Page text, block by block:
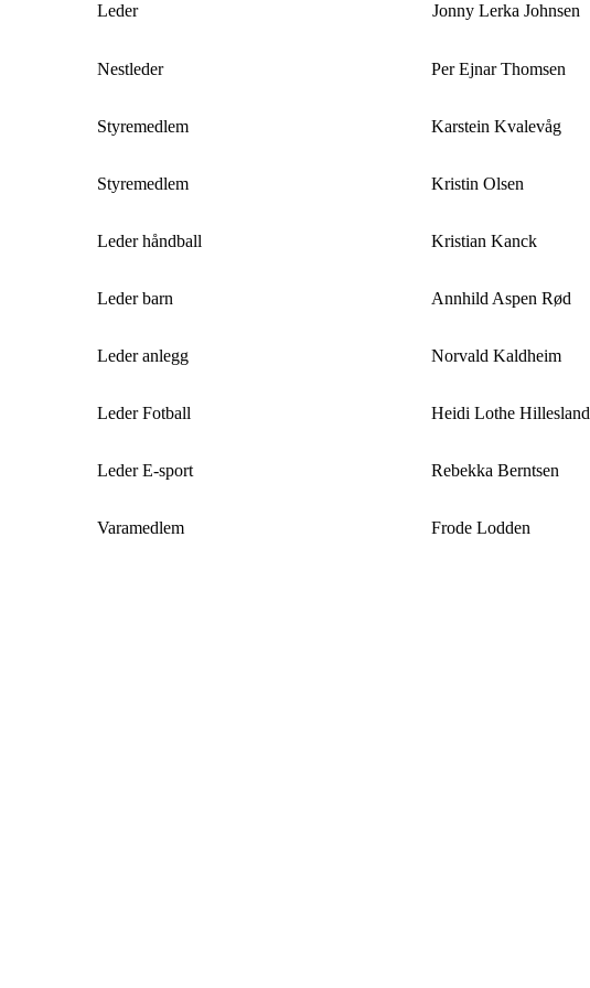
Leder Jonny Lerka Johnsen
Nestleder Per Ejnar Thomsen
Styremedlem Karstein Kvalevåg
Styremedlem Kristin Olsen
Leder håndball Kristian Kanck
Leder barn Annhild Aspen Rød
Leder anlegg Norvald Kaldheim
Leder Fotball Heidi Lothe Hillesland
Leder E-sport Rebekka Berntsen
Varamedlem Frode Lodden